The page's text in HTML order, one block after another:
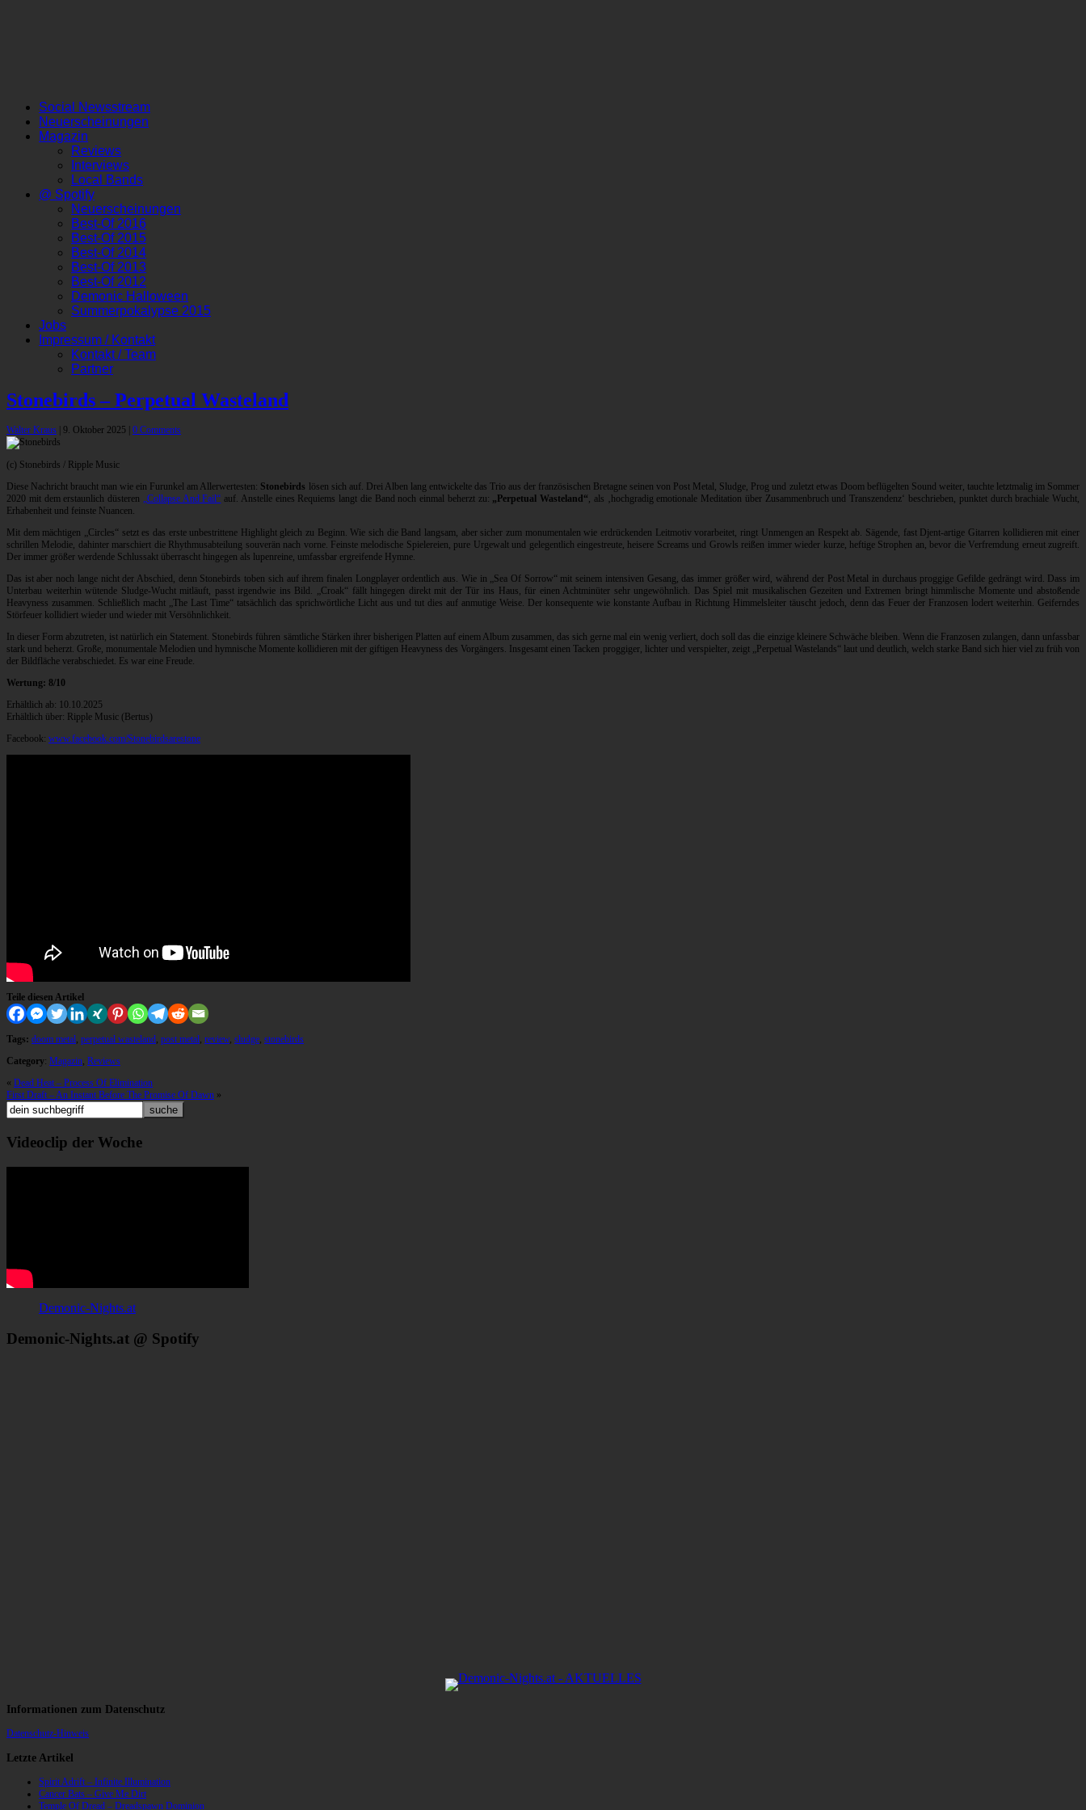
Social Newsstream
Neuerscheinungen
Magazin
Reviews
Interviews
Local Bands
@ Spotify
Neuerscheinungen
Best-Of 2016
Best-Of 2015
Best-Of 2014
Best-Of 2013
Best-Of 2012
Demonic Halloween
Summerpokalypse 2015
Jobs
Impressum / Kontakt
Kontakt / Team
Partner
Stonebirds – Perpetual Wasteland
Walter Kraus 9. Oktober 2025 0 Comments
(c) Stonebirds / Ripple Music
Diese Nachricht braucht man wie ein Furunkel am Allerwertesten: Stonebirds
lösen sich auf. Drei Alben lang entwickelte das Trio aus der französischen Bretagne seinen von Post Metal, Sludge, Prog und zuletzt etwas Doom beflügelten Sound weiter, tauchte letztmalig im Sommer
2020 mit dem erstaunlich düsteren „Collapse And Fail“ auf. Anstelle eines Requiems langt die Band noch einmal beherzt zu: „Perpetual Wasteland“, als ‚hochgradig emotionale Meditation über Zusammenbruch und Transzendenz‘ beschrieben, punktet durch brachiale Wucht,
Erhabenheit und feinste Nuancen.
Mit dem mächtigen „Circles“ setzt es das erste unbestrittene Highlight gleich zu Beginn. Wie sich die Band langsam, aber sicher zum monumentalen wie erdrückenden Leitmotiv vorarbeitet, ringt Unmengen an Respekt ab. Sägende, fast Djent-artige Gitarren kollidieren mit einer
schrillen Melodie, dahinter marschiert die Rhythmusabteilung souverän nach vorne. Feinste melodische Spielereien, pure Urgewalt und gelegentlich eingestreute, heisere Screams und Growls reißen immer wieder kurze, heftige Strophen an, bevor die Verfremdung erneut zugreift.
Der immer größer werdende Schlussakt überrascht hingegen als lupenreine, umfassbar ergreifende Hymne.
Das ist aber noch lange nicht der Abschied, denn Stonebirds toben sich auf ihrem finalen Longplayer ordentlich aus. Wie in „Sea Of Sorrow“ mit seinem intensiven Gesang, das immer größer wird, während der Post Metal in durchaus proggige Gefilde gedrängt wird. Dass im
Unterbau weiterhin wütende Sludge-Wucht mitläuft, passt irgendwie ins Bild. „Croak“ fällt hingegen direkt mit der Tür ins Haus, für einen Achtminüter sehr ungewöhnlich. Das Spiel mit musikalischen Gezeiten und Extremen bringt himmlische Momente und abstoßende
Heavyness zusammen. Schließlich macht „The Last Time“ tatsächlich das sprichwörtliche Licht aus und tut dies auf anmutige Weise. Der konsequente wie konstante Aufbau in Richtung Himmelsleiter täuscht jedoch, denn das Feuer der Franzosen lodert weiterhin. Geiferndes
Störfeuer kollidiert wieder und wieder mit Versöhnlichkeit.
In dieser Form abzutreten, ist natürlich ein Statement. Stonebirds führen sämtliche Stärken ihrer bisherigen Platten auf einem Album zusammen, das sich gerne mal ein wenig verliert, doch soll das die einzige kleinere Schwäche bleiben. Wenn die Franzosen zulangen, dann unfassbar
stark und beherzt. Große, monumentale Melodien und hymnische Momente kollidieren mit der giftigen Heavyness des Vorgängers. Insgesamt einen Tacken proggiger, lichter und verspielter, zeigt „Perpetual Wastelands“ laut und deutlich, welch starke Band sich hier viel zu früh von
der Bildfläche verabschiedet. Es war eine Freude.
Wertung: 8/10
Erhältlich ab: 10.10.2025
Erhältlich über: Ripple Music (Bertus)
Facebook: www.facebook.com/Stonebirdsarestone
Teile diesen Artikel
Tags: doom metal, perpetual wasteland, post metal, review, sludge, stonebirds
Category: Magazin, Reviews
« Dead Heat – Process Of Elimination
First Draft – An Instant Before The Promise Of Dawn »
Videoclip der Woche
Demonic-Nights.at
Demonic-Nights.at @ Spotify
Informationen zum Datenschutz
Datenschutz-Hinweis
Letzte Artikel
Spirit Adrift – Infinite Illumination
Cancer Bats – Give Me Dirt
Temple Of Dread – Dreadspawn Dominion